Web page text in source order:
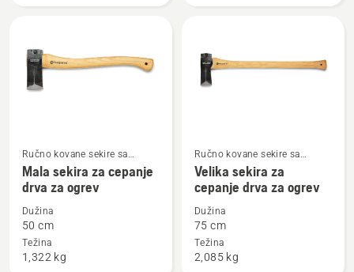
Pogledajte
više
detalja
Mala
sekira
Ručno kovane sekire sa
drvenom drškom
Mala sekira za cepanje
drva za ogrev
Dužina
50 cm
Težina
1,322 kg
Pogledajte
više
detalja
Velika
sekira
Ručno kovane sekire sa
drvenom drškom
Velika sekira za
cepanje drva za ogrev
Dužina
75 cm
Težina
2,085 kg